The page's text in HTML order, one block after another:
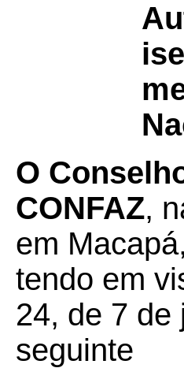
O
CONFAZ,
em
tendo em
24, de 7 de
seguinte